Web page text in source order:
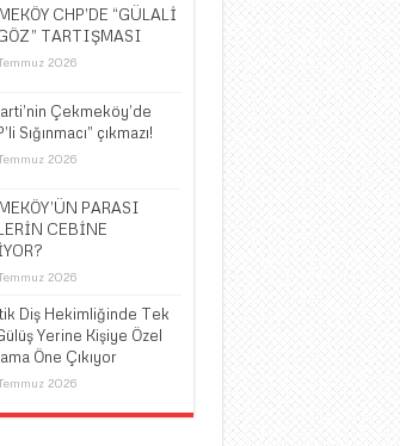
CHP’DE “GÜLALİ
TARTIŞMASI
2026
Çekmeköy’de
Sığınmacı” çıkmazı!
2026
PARASI
CEBİNE
2026
Diş Hekimliğinde Tek
Yerine Kişiye Özel
Öne Çıkıyor
2026